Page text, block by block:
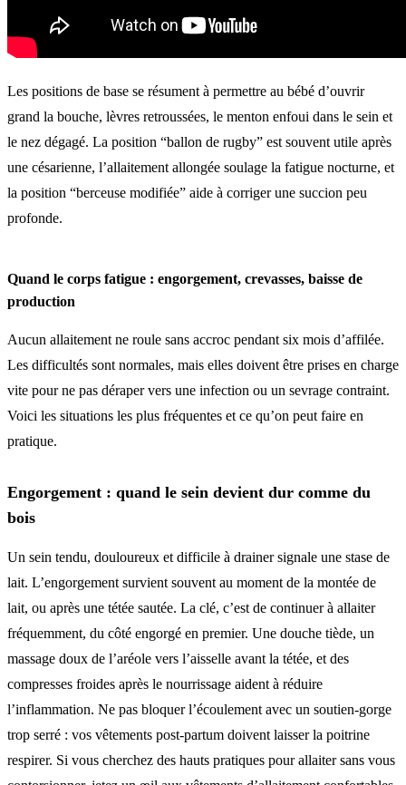
Les positions de base se résument à permettre au bébé d’ouvrir
grand la bouche, lèvres retroussées, le menton enfoui dans le sein et
le nez dégagé. La position “ballon de rugby” est souvent utile après
une césarienne, l’allaitement allongée soulage la fatigue nocturne, et
la position “berceuse modifiée” aide à corriger une succion peu
profonde.
Quand le corps fatigue : engorgement, crevasses, baisse de
production
Aucun allaitement ne roule sans accroc pendant six mois d’affilée.
Les difficultés sont normales, mais elles doivent être prises en charge
vite pour ne pas déraper vers une infection ou un sevrage contraint.
Voici les situations les plus fréquentes et ce qu’on peut faire en
pratique.
Engorgement : quand le sein devient dur comme du
bois
Un sein tendu, douloureux et difficile à drainer signale une stase de
lait. L’engorgement survient souvent au moment de la montée de
lait, ou après une tétée sautée. La clé, c’est de continuer à allaiter
fréquemment, du côté engorgé en premier. Une douche tiède, un
massage doux de l’aréole vers l’aisselle avant la tétée, et des
compresses froides après le nourrissage aident à réduire
l’inflammation. Ne pas bloquer l’écoulement avec un soutien-gorge
trop serré : vos vêtements post-partum doivent laisser la poitrine
respirer. Si vous cherchez des hauts pratiques pour allaiter sans vous